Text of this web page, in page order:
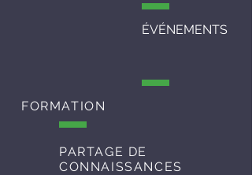
ÉVÉNEMENTS
FORMATION
PARTAGE DE
CONNAISSANCES